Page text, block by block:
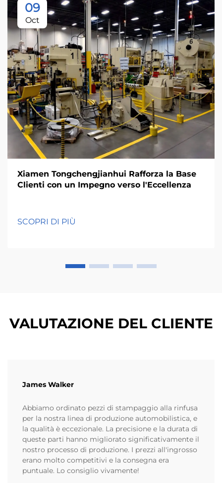
09
Oct
Xiamen Tongchengjianhui Rafforza la Base
Clienti con un Impegno verso l'Eccellenza
SCOPRI DI PIÙ
VALUTAZIONE DEL CLIENTE
James Walker
Abbiamo ordinato pezzi di stampaggio alla rinfusa
per la nostra linea di produzione automobilistica, e
la qualità è eccezionale. La precisione e la durata di
queste parti hanno migliorato significativamente il
nostro processo di produzione. I prezzi all'ingrosso
erano molto competitivi e la consegna era
puntuale. Lo consiglio vivamente!